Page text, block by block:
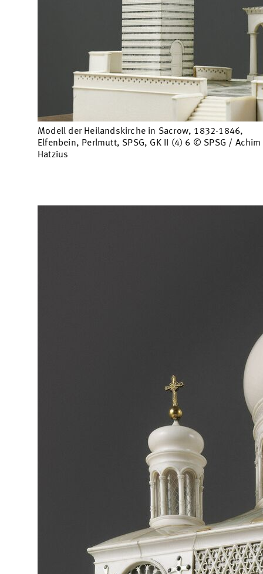
Modell der Heilandskirche in Sacrow, 1832-1846,
Elfenbein, Perlmutt, SPSG, GK II (4) 6 © SPSG / Achim
Hatzius